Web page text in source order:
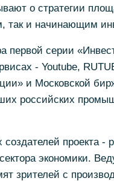
о стратегии
так и начинающим
первой серии
- Youtube,
и Московской
российских
создателей проекта -
экономики.
зрителей с